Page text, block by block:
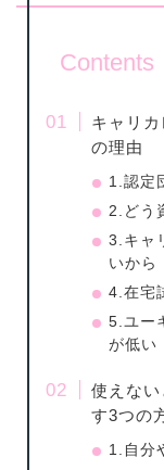
Contents
キャリ
の理由
1.認定
2.どう
3.キャ
いから
4.在宅
5.ユー
が低い
使えな
す3つの
1.自分